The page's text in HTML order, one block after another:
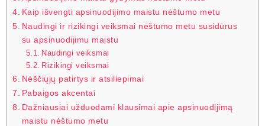
Kaip išvengti apsinuodijimo maistu nėštumo metu
Naudingi ir rizikingi veiksmai nėštumo metu susidūrus
su apsinuodijimu maistu
Naudingi veiksmai
Rizikingi veiksmai
Nėščiųjų patirtys ir atsiliepimai
Pabaigos akcentai
Dažniausiai užduodami klausimai apie apsinuodijimą
maistu nėštumo metu